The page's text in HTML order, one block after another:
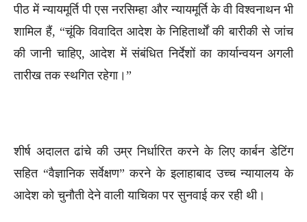
पीठ में न्यायमूर्ति पी एस नरसिम्हा और न्यायमूर्ति के वी विश्वनाथन भी
शामिल हैं, “चूंकि विवादित आदेश के निहितार्थों की बारीकी से जांच
की जानी चाहिए, आदेश में संबंधित निर्देशों का कार्यान्वयन अगली
तारीख तक स्थगित रहेगा।”
शीर्ष अदालत ढांचे की उम्र निर्धारित करने के लिए कार्बन डेटिंग
सहित “वैज्ञानिक सर्वेक्षण” करने के इलाहाबाद उच्च न्यायालय के
आदेश को चुनौती देने वाली याचिका पर सुनवाई कर रही थी।